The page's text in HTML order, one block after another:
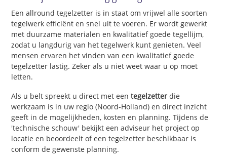
Een allround tegelzetter is in staat om vrijwel alle soorten
tegelwerk efficiënt en snel uit te voeren. Er wordt gewerkt
met duurzame materialen en kwalitatief goede tegellijm,
zodat u langdurig van het tegelwerk kunt genieten. Veel
mensen ervaren het vinden van een kwalitatief goede
tegelzetter lastig. Zeker als u niet weet waar u op moet
letten.
Als u belt spreekt u direct met eentegelzetter die
werkzaam is in uw regio (Noord-Holland) en direct inzicht
geeft in de mogelijkheden, kosten en planning. Tijdens de
'technische schouw' bekijkt een adviseur het project op
locatie en beoordeelt of een tegelzetter beschikbaar is
conform de gewenste planning.